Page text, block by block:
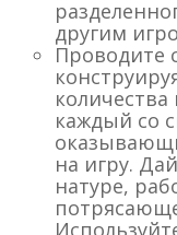
другим
Проводите
каждый со
на игру.
натуре,